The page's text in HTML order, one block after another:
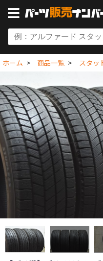
ホーム 商品一覧 スタッ